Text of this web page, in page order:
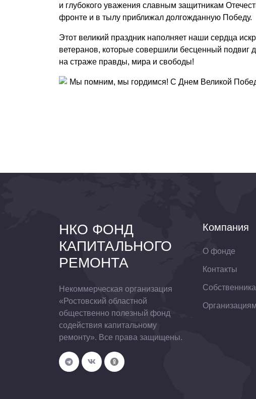
и глубокого уважения славным защитникам
фронте и в тылу приближал долгожданную Победу.
Этот великий праздник наполняет наши сердца
ветеранов, которые совершили бесценный подвиг
на страже правды, мира и свободы!
Мы помним, мы гордимся! С Днем Великой
НКО ФОНД
КАПИТАЛЬНОГО
РЕМОНТА
Некоммерческая организация
«Ростовский областной
общественно полезный фонд
содействия капитальному
ремонту». Все права защищены.
Компания
О фонде
Контакты
Организациям